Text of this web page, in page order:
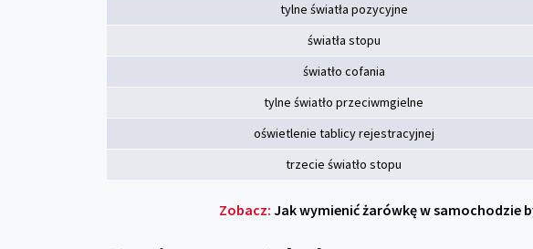
tylne światła pozycyjne
światła stopu
światło cofania
tylne światło przeciwmgielne
oświetlenie tablicy rejestracyjnej
trzecie światło stopu
Zobacz: Jak wymienić żarówkę w samochodzie